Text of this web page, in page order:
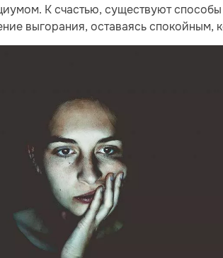
К счастью, существуют
выгорания, оставаясь спокойным,